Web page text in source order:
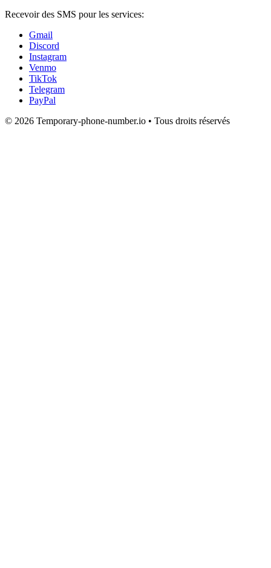
Recevoir des SMS pour les services:
Gmail
Discord
Instagram
Venmo
TikTok
Telegram
PayPal
© 2026 Temporary-phone-number.io • Tous droits réservés